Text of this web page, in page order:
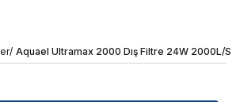
/ Aquael Ultramax 2000 Dış Filtre 24W 2000L/S